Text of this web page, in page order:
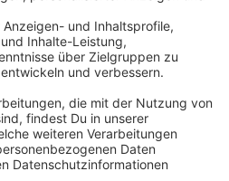
am Wasser entstehen.